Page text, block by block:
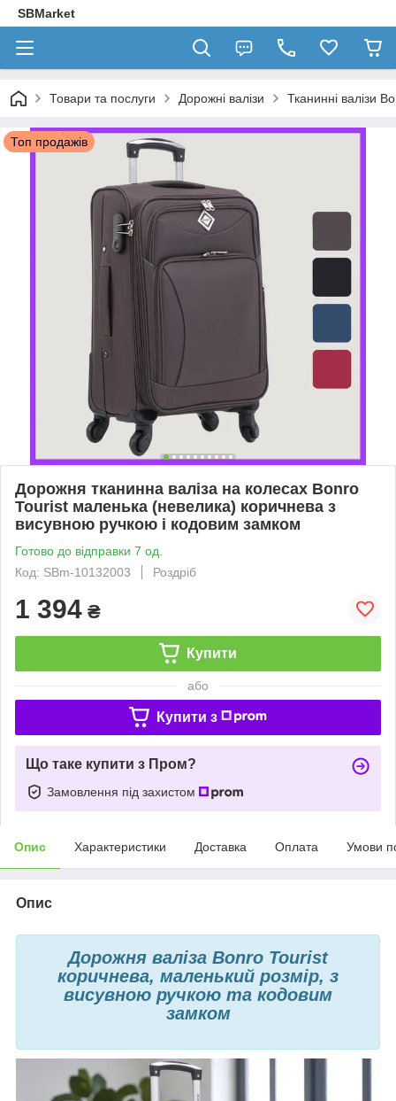
SBMarket
Товари та послуги Дорожні валізи Тканинні валізи
Топ продажів
Дорожня тканинна валіза на колесах Bonro
Tourist маленька (невелика) коричнева з
висувною ручкою і кодовим замком
Готово до відправки 7 од.
Код: SBm-10132003
Роздріб
1 394 ₴
Купити
або
Купити з
Що таке купити з Пром?
Замовлення під захистом
Опис Характеристики Доставка Оплата Умови
Опис
Дорожня валіза Bonro Tourist
коричнева, маленький розмір, з
висувною ручкою та кодовим
замком